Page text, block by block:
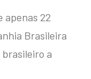
apenas 22
Brasileira
a